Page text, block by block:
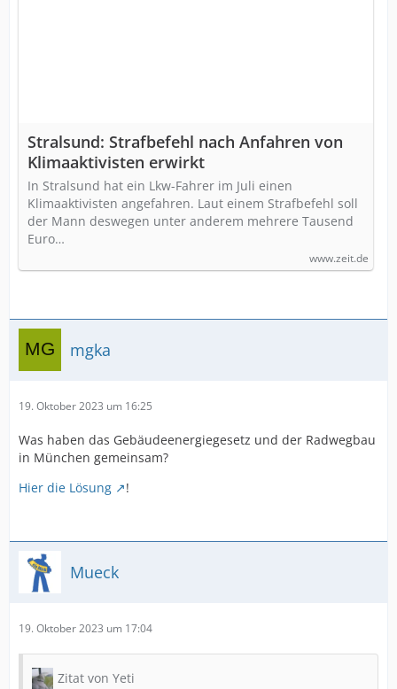
Stralsund: Strafbefehl nach Anfahren von
Klimaaktivisten erwirkt
In Stralsund hat ein Lkw-Fahrer im Juli einen
Klimaaktivisten angefahren. Laut einem Strafbefehl soll
der Mann deswegen unter anderem mehrere Tausend
Euro…
www.zeit.de
mgka
19. Oktober 2023 um 16:25
Was haben das Gebäudeenergiegesetz und der Radwegbau
in München gemeinsam?
Hier die Lösung
!
Mueck
19. Oktober 2023 um 17:04
Zitat von Yeti